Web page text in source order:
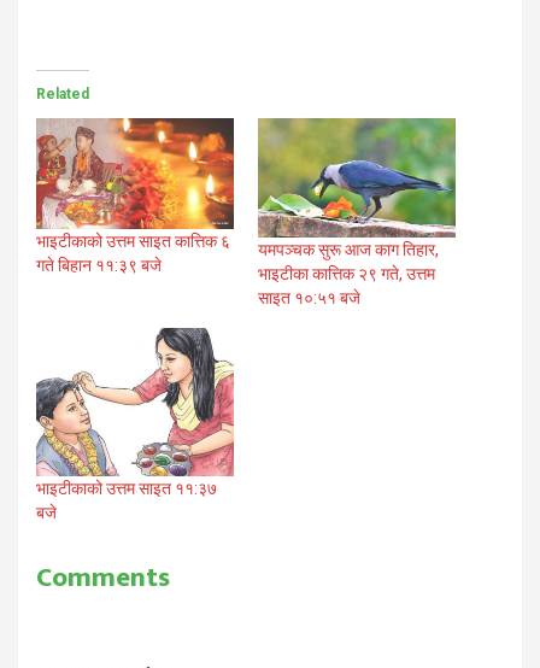
Related
भाइटीकाको उत्तम साइत कात्तिक ६
गते बिहान ११:३९ बजे
यमपञ्चक सुरू आज काग तिहार,
भाइटीका कात्तिक २९ गते, उत्तम
साइत १०:५१ बजे
भाइटीकाको उत्तम साइत ११:३७
बजे
Comments